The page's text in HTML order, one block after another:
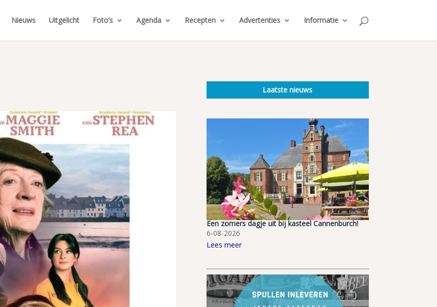
Nieuws Uitgelicht Foto’s Agenda Recepten Advertenties Informatie
Laatste nieuws
Een zomers dagje uit bij kasteel Cannenburch!
6-08-2026
Lees meer